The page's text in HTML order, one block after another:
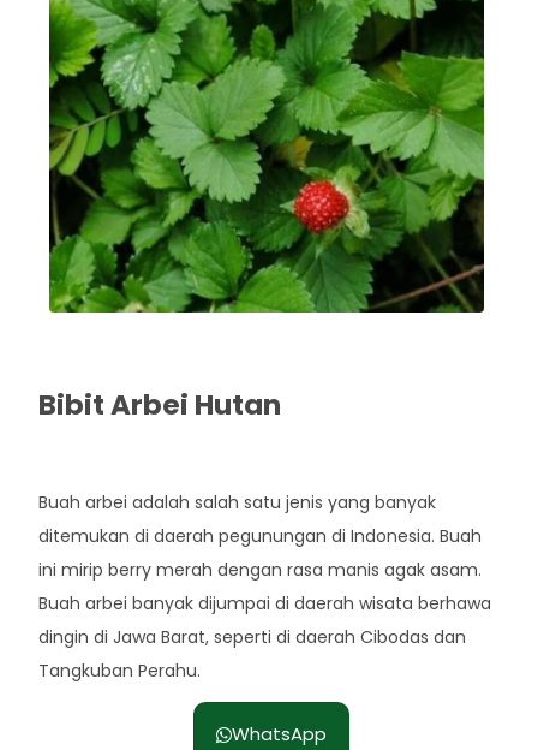
Bibit Arbei Hutan
Buah arbei adalah salah satu jenis yang banyak
ditemukan di daerah pegunungan di Indonesia. Buah
ini mirip berry merah dengan rasa manis agak asam.
Buah arbei banyak dijumpai di daerah wisata berhawa
dingin di Jawa Barat, seperti di daerah Cibodas dan
Tangkuban Perahu.
WhatsApp